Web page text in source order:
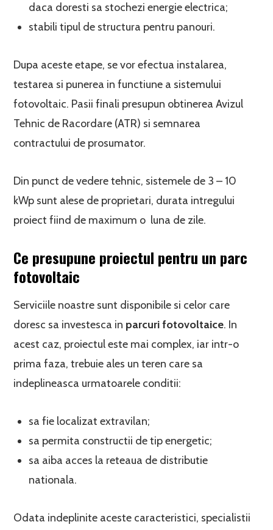
daca doresti sa stochezi energie electrica;
stabili tipul de structura pentru panouri.
Dupa aceste etape, se vor efectua instalarea,
testarea si punerea in functiune a sistemului
fotovoltaic. Pasii finali presupun obtinerea Avizul
Tehnic de Racordare (ATR) si semnarea
contractului de prosumator.
Din punct de vedere tehnic, sistemele de 3 – 10
kWp sunt alese de proprietari, durata intregului
proiect fiind de maximum o luna de zile.
Ce presupune proiectul pentru un parc
fotovoltaic
Serviciile noastre sunt disponibile si celor care
doresc sa investesca in parcuri fotovoltaice. In
acest caz, proiectul este mai complex, iar intr-o
prima faza, trebuie ales un teren care sa
indeplineasca urmatoarele conditii:
sa fie localizat extravilan;
sa permita constructii de tip energetic;
sa aiba acces la reteaua de distributie
nationala.
Odata indeplinite aceste caracteristici, specialistii